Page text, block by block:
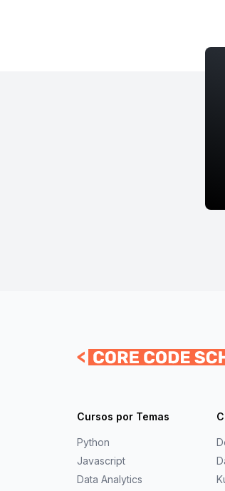
Cursos por Temas
Python
Javascript
Data Analytics